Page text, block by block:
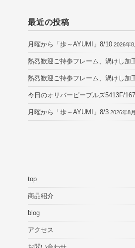
最近の投稿
月曜から「歩～AYUMI」8/10 2026年8
熱烈歓迎ご持参フレーム、渦けし加
熱烈歓迎ご持参フレーム、渦けし加
今日のオリバーピープルズ5413F/
月曜から「歩～AYUMI」8/3 2026年8
top
商品紹介
blog
アクセス
お問い合わせ